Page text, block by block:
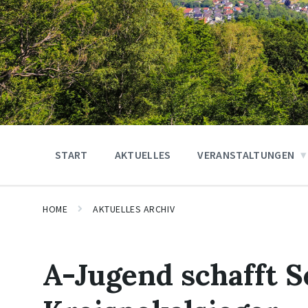
START AKTUELLES VERANSTALTUNGEN
HOME AKTUELLES ARCHIV
A-Jugend schafft